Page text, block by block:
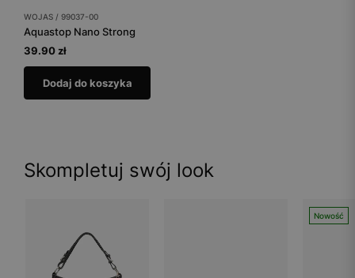
WOJAS / 99037-00
Aquastop Nano Strong
39.90 zł
Dodaj do koszyka
Skompletuj swój look
Nowość